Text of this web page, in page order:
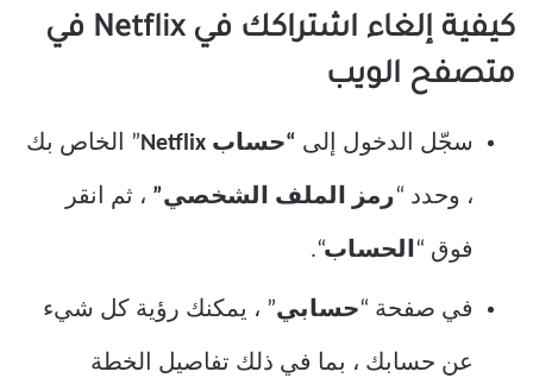
كيفية إلغاء اشتراكك في Netflix في
متصفح الويب
سجّل الدخول إلى “حساب Netflix ” الخاص بك
، وحدد “رمز الملف الشخصي” ، ثم انقر
فوق “الحساب“.
في صفحة “حسابي” ، يمكنك رؤية كل شيء
عن حسابك ، بما في ذلك تفاصيل الخطة